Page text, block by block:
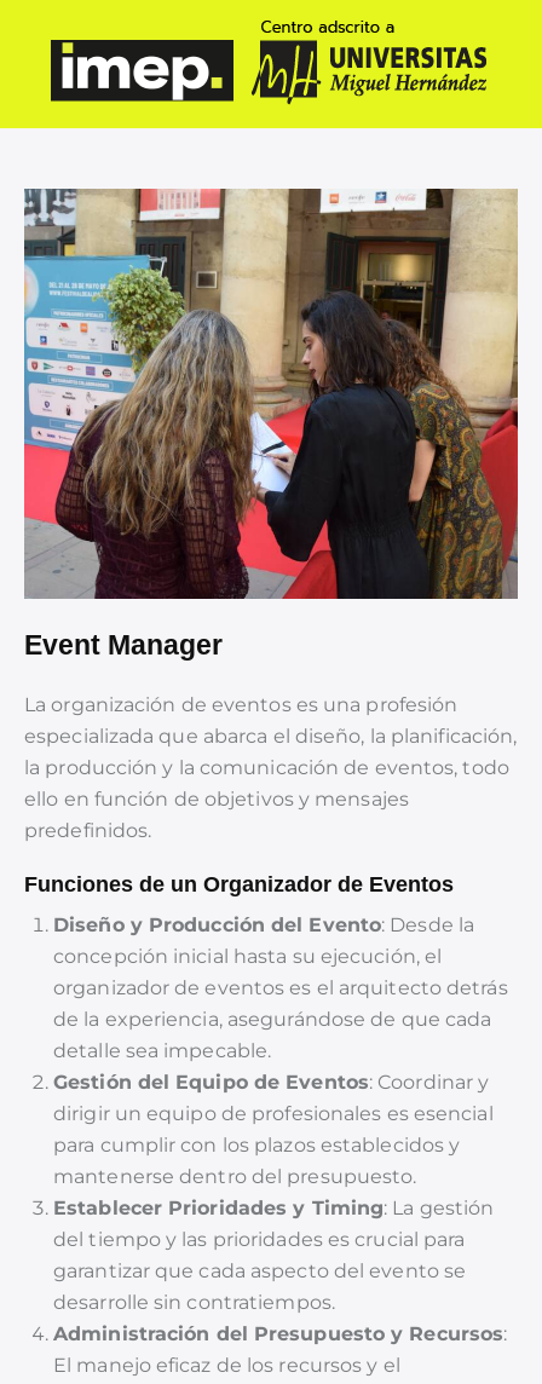
Event Manager
La organización de eventos es una profesión
especializada que abarca el diseño, la planificación,
la producción y la comunicación de eventos, todo
ello en función de objetivos y mensajes
predefinidos.
Funciones de un Organizador de Eventos
Diseño y Producción del Evento: Desde la
concepción inicial hasta su ejecución, el
organizador de eventos es el arquitecto detrás
de la experiencia, asegurándose de que cada
detalle sea impecable.
Gestión del Equipo de Eventos: Coordinar y
dirigir un equipo de profesionales es esencial
para cumplir con los plazos establecidos y
mantenerse dentro del presupuesto.
Establecer Prioridades y Timing: La gestión
del tiempo y las prioridades es crucial para
garantizar que cada aspecto del evento se
desarrolle sin contratiempos.
Administración del Presupuesto y Recursos:
El manejo eficaz de los recursos y el